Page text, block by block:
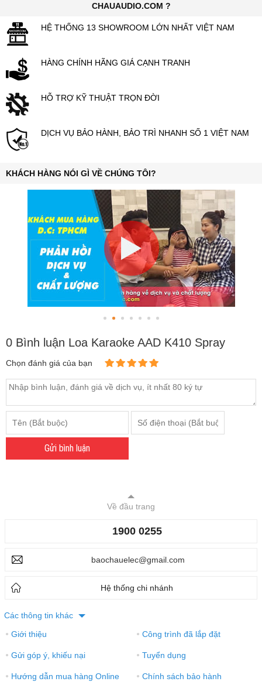
CHAUAUDIO.COM ?
HỆ THỐNG 13 SHOWROOM LỚN NHẤT VIỆT NAM
HÀNG CHÍNH HÃNG GIÁ CẠNH TRANH
HỖ TRỢ KỸ THUẬT TRỌN ĐỜI
DỊCH VỤ BẢO HÀNH, BẢO TRÌ NHANH SỐ 1 VIỆT NAM
KHÁCH HÀNG NÓI GÌ VỀ CHÚNG TÔI?
0 Bình luận Loa Karaoke AAD K410 Spray
Chọn đánh giá của bạn
Gửi bình luận
Về đầu trang
1900 0255
baochauelec@gmail.com
Hệ thống chi nhánh
Các thông tin khác
● Giới thiệu ● Công trình đã lắp đặt
● Gửi góp ý, khiếu nại ● Tuyển dụng
● Hướng dẫn mua hàng Online ● Chính sách bảo hành